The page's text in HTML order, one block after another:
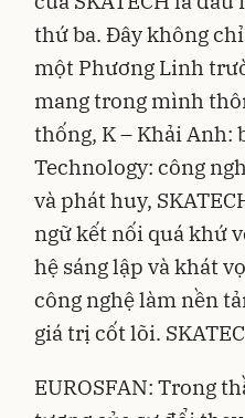
thứ ba. Đây không
một Phương Linh
mang trong mình
thống, K – Khải Anh:
Technology: công
và phát huy,
ngữ kết nối quá khứ
hệ sáng lập và khát
công nghệ làm nền
giá trị cốt lõi.
EUROSFAN: Trong